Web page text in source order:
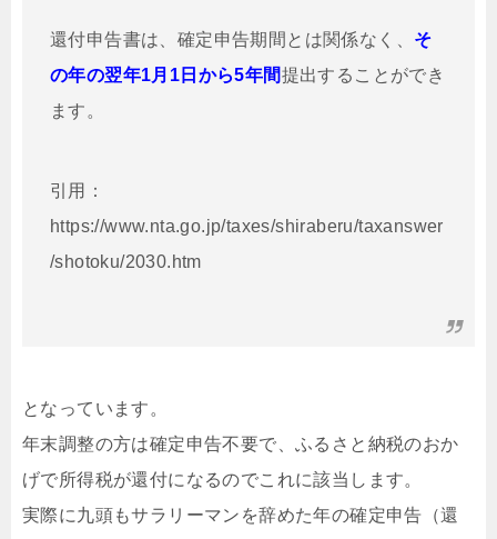
還付申告書は、確定申告期間とは関係なく、 そ
の年の翌年1月1日から5年間提出することができ
ます。
引用：
https://www.nta.go.jp/taxes/shiraberu/taxanswer
/shotoku/2030.htm
となっています。
年末調整の方は確定申告不要で、ふるさと納税のおか
げで所得税が還付になるのでこれに該当します。
実際に九頭もサラリーマンを辞めた年の確定申告（還